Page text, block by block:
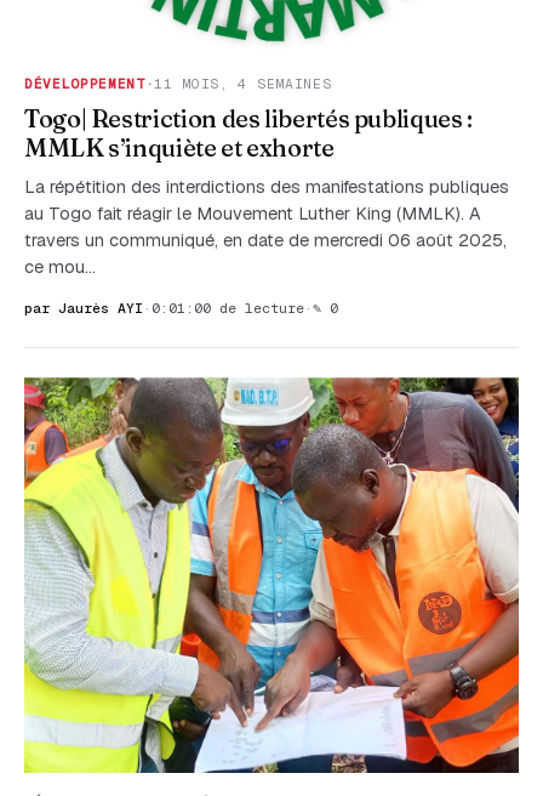
DÉVELOPPEMENT·11 MOIS, 4 SEMAINES
Togo| Restriction des libertés publiques :
MMLK s’inquiète et exhorte
La répétition des interdictions des manifestations publiques
au Togo fait réagir le Mouvement Luther King (MMLK). A
travers un communiqué, en date de mercredi 06 août 2025,
ce mou…
par Jaurès AYI · 0:01:00 de lecture · ✎ 0